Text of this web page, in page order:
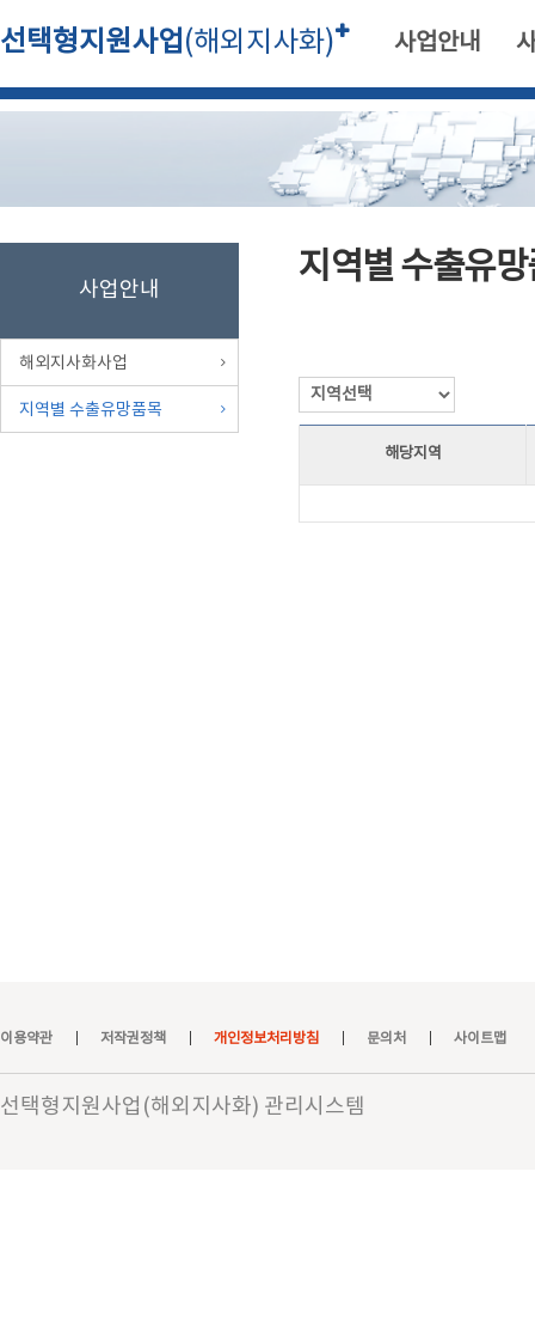
선택형지원사업 (해외지사화) 사업안내
사업안내
해외지사화사업
지역별 수출유망품목
지역별 수출유
해당지역
이용약관 저작권정책 개인정보처리방침 문의처 사이트맵
선택형지원사업(해외지사화) 관리시스템